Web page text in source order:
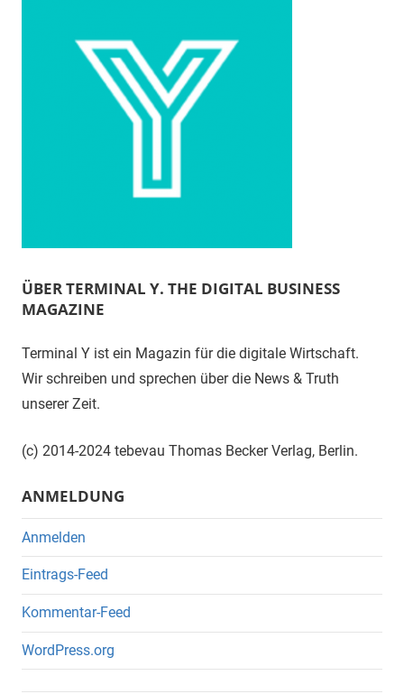
ÜBER TERMINAL Y. THE DIGITAL BUSINESS
MAGAZINE
Terminal Y ist ein Magazin für die digitale Wirtschaft.
Wir schreiben und sprechen über die News & Truth
unserer Zeit.
(c) 2014-2024 tebevau Thomas Becker Verlag, Berlin.
ANMELDUNG
Anmelden
Eintrags-Feed
Kommentar-Feed
WordPress.org